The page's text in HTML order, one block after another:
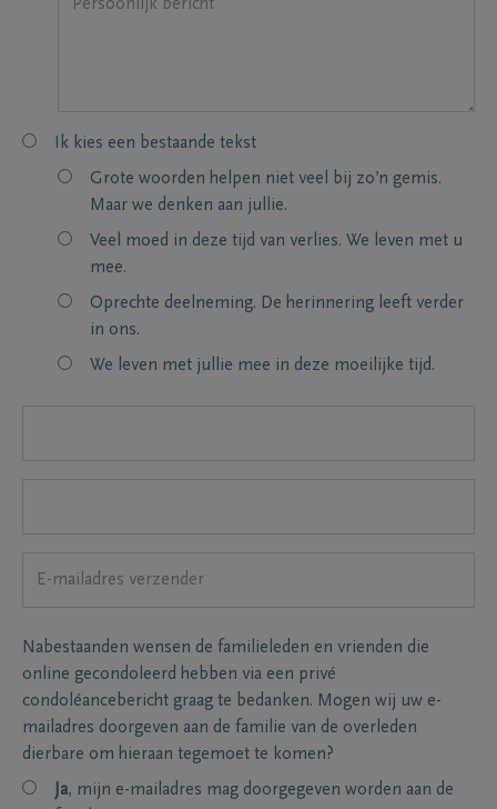
Ik kies een bestaande tekst
Grote woorden helpen niet veel bij zo’n gemis.
Maar we denken aan jullie.
Veel moed in deze tijd van verlies. We leven met u
mee.
Oprechte deelneming. De herinnering leeft verder
in ons.
We leven met jullie mee in deze moeilijke tijd.
Nabestaanden wensen de familieleden en vrienden die
online gecondoleerd hebben via een privé
condoléancebericht graag te bedanken. Mogen wij uw e-
mailadres doorgeven aan de familie van de overleden
dierbare om hieraan tegemoet te komen?
Ja, mijn e-mailadres mag doorgegeven worden aan de